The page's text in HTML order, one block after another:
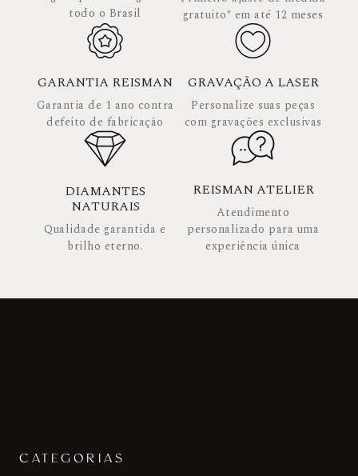
todo o Brasil
gratuito* em até 12 meses
GARANTIA REISMAN
Garantia de 1 ano contra
defeito de fabricação
GRAVAÇÃO A LASER
Personalize suas peças
com gravações exclusivas
DIAMANTES
NATURAIS
Qualidade garantida e
brilho eterno.
REISMAN ATELIER
Atendimento
personalizado para uma
experiência única
CATEGORIAS